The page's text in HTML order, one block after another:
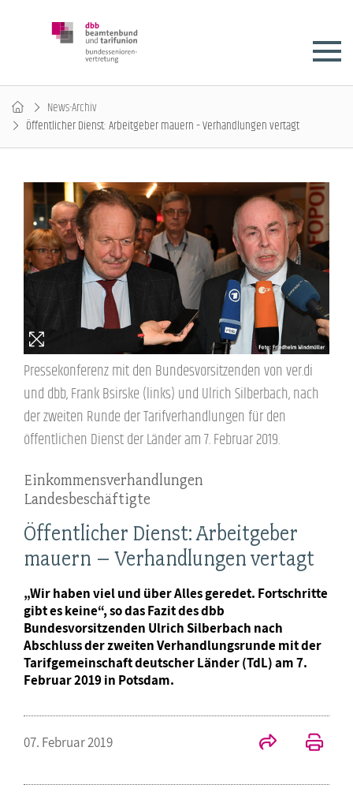
News-Archiv
Öffentlicher Dienst: Arbeitgeber mauern – Verhandlungen vertagt
Pressekonferenz mit den Bundesvorsitzenden von ver.di
und dbb, Frank Bsirske (links) und Ulrich Silberbach, nach
der zweiten Runde der Tarifverhandlungen für den
öffentlichen Dienst der Länder am 7. Februar 2019.
Einkommensverhandlungen
Landesbeschäftigte
Öffentlicher Dienst: Arbeitgeber
mauern – Verhandlungen vertagt
„Wir haben viel und über Alles geredet. Fortschritte
gibt es keine“, so das Fazit des dbb
Bundesvorsitzenden Ulrich Silberbach nach
Abschluss der zweiten Verhandlungsrunde mit der
Tarifgemeinschaft deutscher Länder (TdL) am 7.
Februar 2019 in Potsdam.
07. Februar 2019